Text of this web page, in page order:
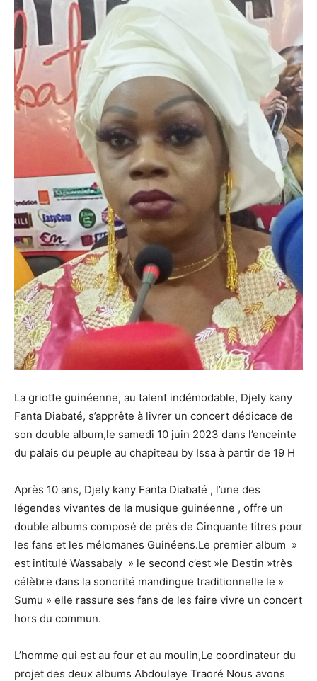
La griotte guinéenne, au talent indémodable, Djely kany
Fanta Diabaté, s’apprête à livrer un concert dédicace de
son double album,le samedi 10 juin 2023 dans l’enceinte
du palais du peuple au chapiteau by Issa à partir de 19 H
Après 10 ans, Djely kany Fanta Diabaté , l’une des
légendes vivantes de la musique guinéenne , offre un
double albums composé de près de Cinquante titres pour
les fans et les mélomanes Guinéens.Le premier album »
est intitulé Wassabaly » le second c’est »le Destin »très
célèbre dans la sonorité mandingue traditionnelle le »
Sumu » elle rassure ses fans de les faire vivre un concert
hors du commun.
L’homme qui est au four et au moulin,Le coordinateur du
projet des deux albums Abdoulaye Traoré Nous avons